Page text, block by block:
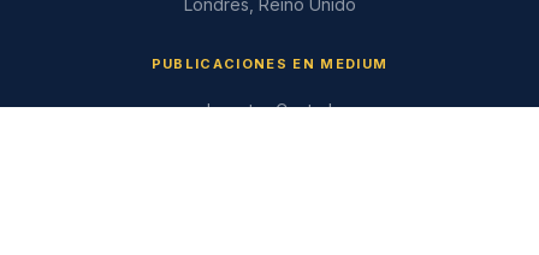
PUBLICACIONES EN MEDIUM
Investor Central